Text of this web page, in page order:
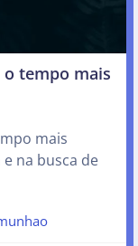
o tempo mais
mais
na busca de